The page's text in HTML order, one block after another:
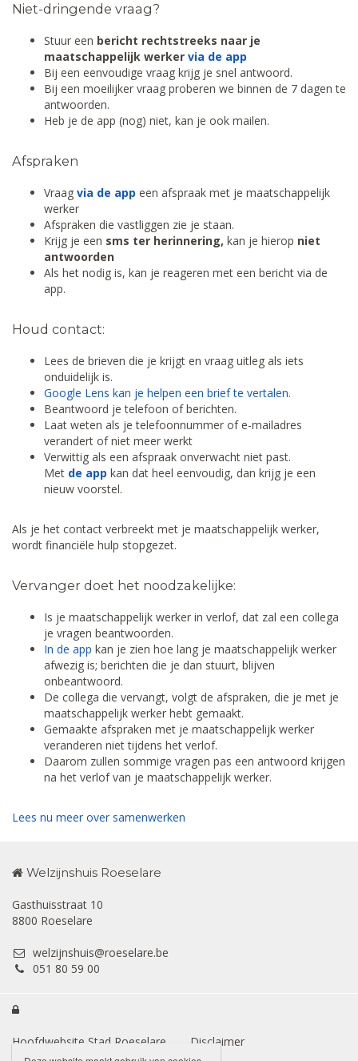
Niet-dringende vraag?
Stuur een bericht rechtstreeks naar je
maatschappelijk werker via de app
Bij een eenvoudige vraag krijg je snel antwoord.
Bij een moeilijker vraag proberen we binnen de 7 dagen te
antwoorden.
Heb je de app (nog) niet, kan je ook mailen.
Afspraken
Vraag via de app een afspraak met je maatschappelijk
werker
Afspraken die vastliggen zie je staan.
Krijg je een sms ter herinnering, kan je hierop niet
antwoorden
Als het nodig is, kan je reageren met een bericht via de
app.
Houd contact:
Lees de brieven die je krijgt en vraag uitleg als iets
onduidelijk is.
Google Lens kan je helpen een brief te vertalen.
Beantwoord je telefoon of berichten.
Laat weten als je telefoonnummer of e-mailadres
verandert of niet meer werkt
Verwittig als een afspraak onverwacht niet past.
Met de app kan dat heel eenvoudig, dan krijg je een
nieuw voorstel.
Als je het contact verbreekt met je maatschappelijk werker,
wordt financiële hulp stopgezet.
Vervanger doet het noodzakelijke:
Is je maatschappelijk werker in verlof, dat zal een collega
je vragen beantwoorden.
In de app kan je zien hoe lang je maatschappelijk werker
afwezig is; berichten die je dan stuurt, blijven
onbeantwoord.
De collega die vervangt, volgt de afspraken, die je met je
maatschappelijk werker hebt gemaakt.
Gemaakte afspraken met je maatschappelijk werker
veranderen niet tijdens het verlof.
Daarom zullen sommige vragen pas een antwoord krijgen
na het verlof van je maatschappelijk werker.
Lees nu meer over samenwerken
Welzijnshuis Roeselare
Gasthuisstraat 10
8800 Roeselare
welzijnshuis@roeselare.be
051 80 59 00

Hoofdwebsite Stad Roeselare Disclaimer